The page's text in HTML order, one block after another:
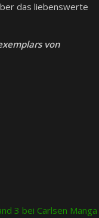
das liebenswerte
von
3 bei Carlsen Manga